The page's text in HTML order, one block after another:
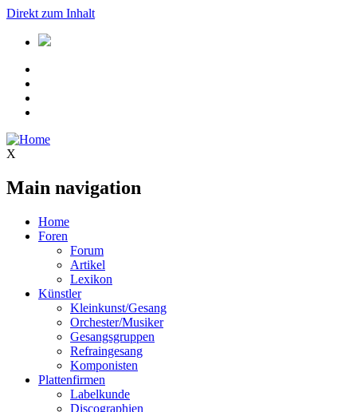
Direkt zum Inhalt
X
Main navigation
Home
Foren
Forum
Artikel
Lexikon
Künstler
Kleinkunst/Gesang
Orchester/Musiker
Gesangsgruppen
Refraingesang
Komponisten
Plattenfirmen
Labelkunde
Discographien